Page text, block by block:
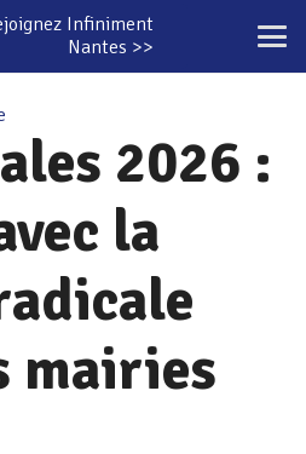
Infiniment
Nantes >>
2026 :
la
mairies